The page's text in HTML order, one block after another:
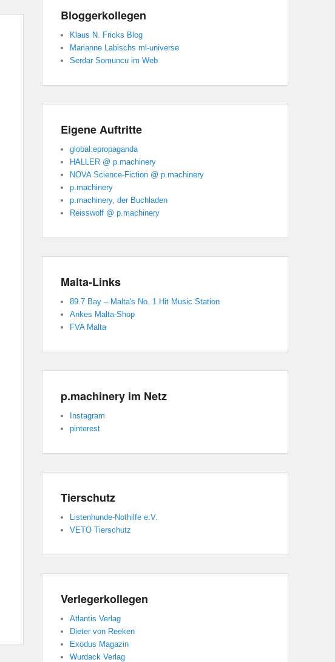
Bloggerkollegen
Klaus N. Fricks Blog
Marianne Labischs ml-universe
Serdar Somuncu im Web
Eigene Auftritte
global:epropaganda
HALLER @ p.machinery
NOVA Science-Fiction @ p.machinery
p.machinery
p.machinery, der Buchladen
Reisswolf @ p.machinery
Malta-Links
89.7 Bay – Malta's No. 1 Hit Music Station
Ankes Malta-Shop
FVA Malta
p.machinery im Netz
Instagram
pinterest
Tierschutz
Listenhunde-Nothilfe e.V.
VETO Tierschutz
Verlegerkollegen
Atlantis Verlag
Dieter von Reeken
Exodus Magazin
Wurdack Verlag